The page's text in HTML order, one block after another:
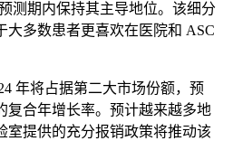
测期内保持其主导地位。该细分
大多数患者更喜欢在医院和 ASC
年将占据第二大市场份额，预
复合年增长率。预计越来越多地
室提供的充分报销政策将推动该